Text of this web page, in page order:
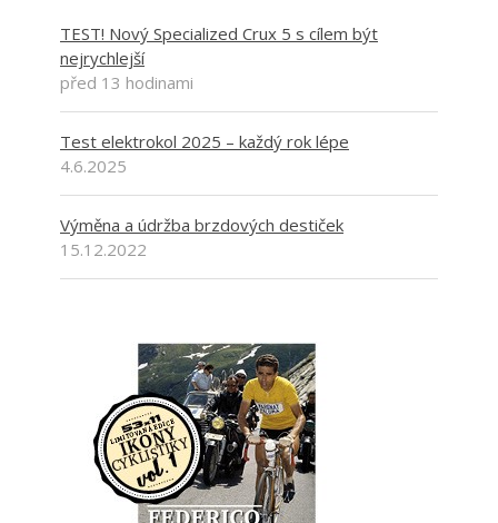
TEST! Nový Specialized Crux 5 s cílem být
nejrychlejší
před 13 hodinami
Test elektrokol 2025 – každý rok lépe
4.6.2025
Výměna a údržba brzdových destiček
15.12.2022